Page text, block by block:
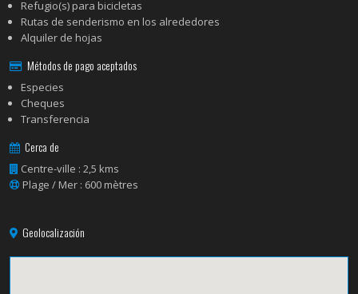
Refugio(s) para bicicletas
Rutas de senderismo en los alrededores
Alquiler de hojas
Métodos de pago aceptados
Especies
Cheques
Transferencia
Cerca de
Centre-ville : 2,5 kms
Plage / Mer : 600 mètres
Geolocalización